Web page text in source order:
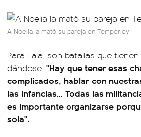
A Noelia la mató su pareja en Temperley.
Para Lala, son batallas que
dándose: "Hay que tener esas
complicados, hablar con
las infancias… Todas las
es importante organizarse
sola".